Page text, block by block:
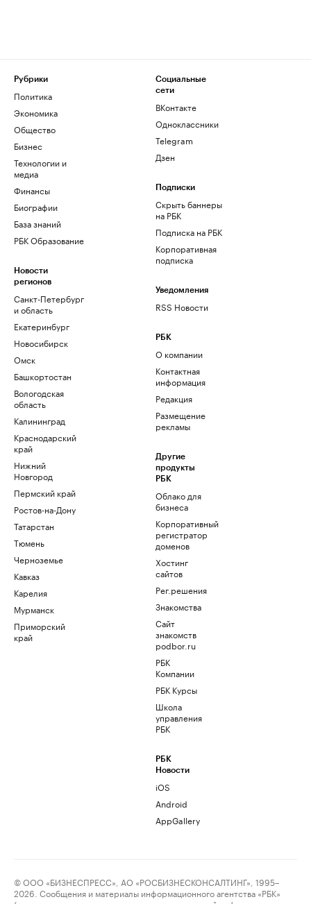
Рубрики
Политика
Экономика
Общество
Бизнес
Технологии и
медиа
Финансы
Биографии
База знаний
РБК Образование
Новости
регионов
Санкт-Петербург
и область
Екатеринбург
Новосибирск
Омск
Башкортостан
Вологодская
область
Калининград
Краснодарский
край
Нижний
Новгород
Пермский край
Ростов-на-Дону
Татарстан
Тюмень
Черноземье
Кавказ
Карелия
Мурманск
Приморский
край
Социальные
сети
ВКонтакте
Одноклассники
Telegram
Дзен
Подписки
Скрыть баннеры
на РБК
Подписка на РБК
Корпоративная
подписка
Уведомления
RSS Новости
РБК
О компании
Контактная
информация
Редакция
Размещение
рекламы
Другие
продукты
РБК
Облако для
бизнеса
Корпоративный
регистратор
доменов
Хостинг
сайтов
Рег.решения
Знакомства
Сайт
знакомств
podbor.ru
РБК
Компании
РБК Курсы
Школа
управления
РБК
РБК
Новости
iOS
Android
AppGallery
© ООО «БИЗНЕСПРЕСС», АО «РОСБИЗНЕСКОНСАЛТИНГ», 1995–
2026. Сообщения и материалы информационного агентства «РБК»